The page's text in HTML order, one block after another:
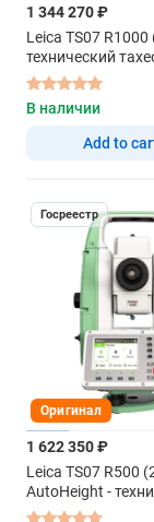
1 344 270 ₽
Leica TS07 R1000
технический
В наличии
Add to
Госреестр
Оригинал
1 622 350 ₽
Leica TS07 R500
AutoHeight -
тахеометр